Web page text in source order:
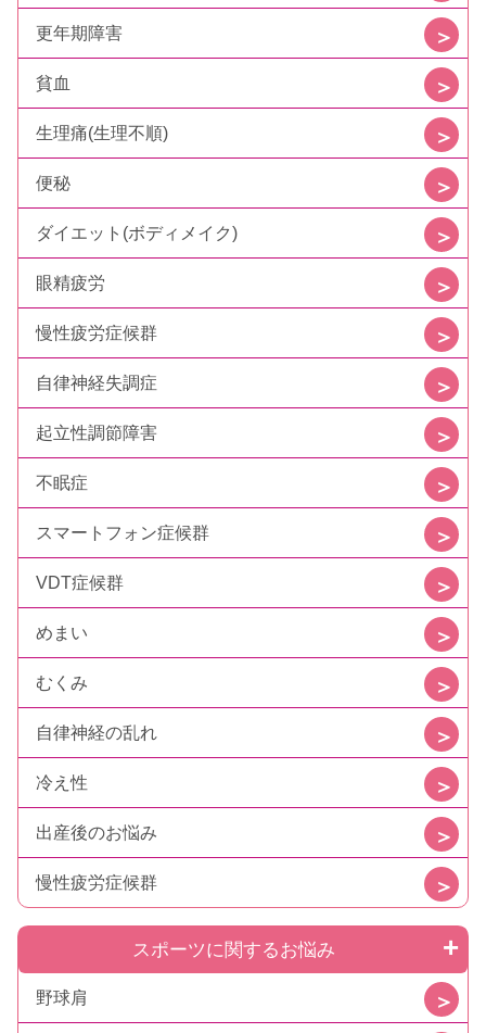
更年期障害
貧血
生理痛(生理不順)
便秘
ダイエット(ボディメイク)
眼精疲労
慢性疲労症候群
自律神経失調症
起立性調節障害
不眠症
スマートフォン症候群
VDT症候群
めまい
むくみ
自律神経の乱れ
冷え性
出産後のお悩み
慢性疲労症候群
スポーツに関するお悩み
野球肩